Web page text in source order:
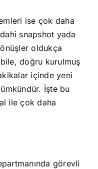
ise çok daha
snapshot yada
oldukça
doğru kurulmuş
içinde yeni
İşte bu
ile çok daha
görevli